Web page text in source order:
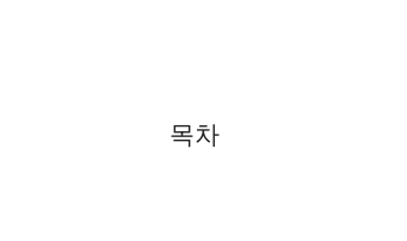
목차